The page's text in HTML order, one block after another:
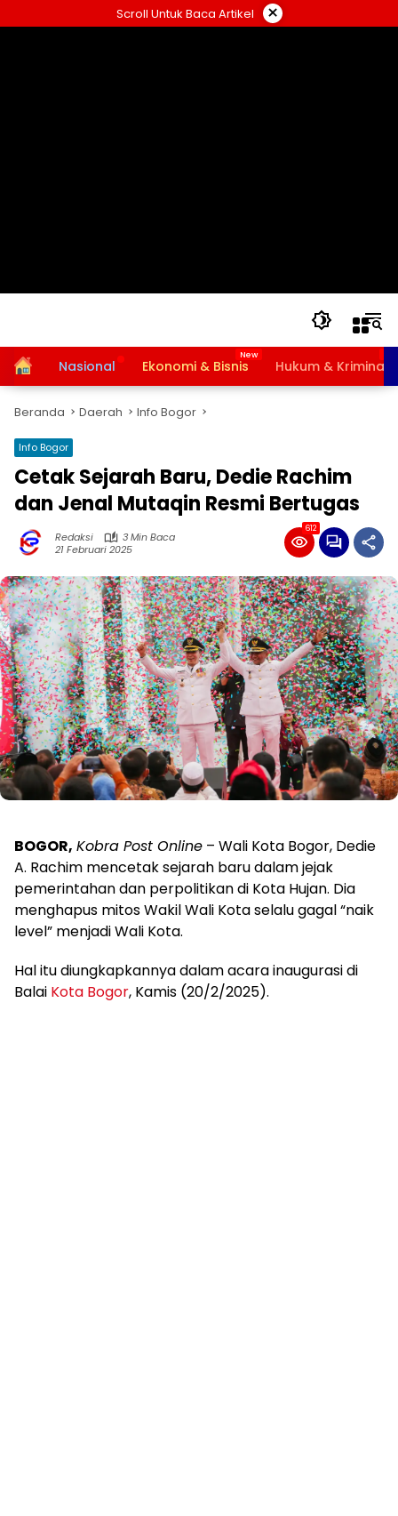
ke
Scroll Untuk Baca Artikel ×
HomeNasional Ekonomi & Bisnis Hukum & Kriminal
Beranda Daerah Info Bogor
Info Bogor
Cetak Sejarah Baru, Dedie Rachim
dan Jenal Mutaqin Resmi Bertugas
Redaksi
3 Min Baca
21 Februari 2025
612
BOGOR, Kobra Post Online – Wali Kota Bogor, Dedie
A. Rachim mencetak sejarah baru dalam jejak
pemerintahan dan perpolitikan di Kota Hujan. Dia
menghapus mitos Wakil Wali Kota selalu gagal “naik
level” menjadi Wali Kota.
Hal itu diungkapkannya dalam acara inaugurasi di
Balai Kota Bogor, Kamis (20/2/2025).